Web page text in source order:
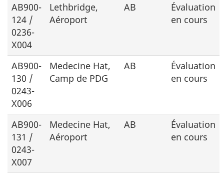
AB900-
124 /
0236-
X004
Lethbridge,
Aéroport
AB
Évaluation
en cours
AB900-
130 /
0243-
X006
Medecine Hat,
Camp de PDG
AB
Évaluation
en cours
AB900-
131 /
0243-
X007
Medecine Hat,
Aéroport
AB
Évaluation
en cours